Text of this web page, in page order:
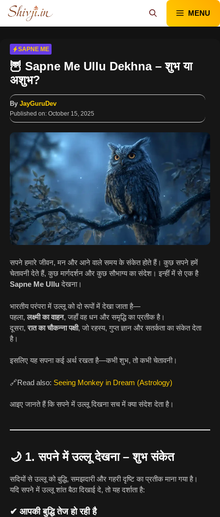
Skip
content
MENU
SAPNE ME
🦉 Sapne Me Ullu Dekhna – शुभ या
अशुभ?
By JayGuruDev
Published on: October 15, 2025
सपने हमारे जीवन, मन और आने वाले समय के संकेत होते हैं। कुछ सपने हमें
चेतावनी देते हैं, कुछ मार्गदर्शन और कुछ सौभाग्य का संदेश। इन्हीं में से एक है
Sapne Me Ulluदेखना।
भारतीय परंपरा में उल्लू को दो रूपों में देखा जाता है—
पहला,लक्ष्मी का वाहन, जहाँ वह धन और समृद्धि का प्रतीक है।
दूसरा,रात का चौकन्ना पक्षी, जो रहस्य, गुप्त ज्ञान और सतर्कता का संकेत देता
है।
इसलिए यह सपना कई अर्थ रखता है—कभी शुभ, तो कभी चेतावनी।
🔗Read also: Seeing Monkey in Dream (Astrology)
आइए जानते हैं कि सपने में उल्लू दिखना सच में क्या संदेश देता है।
🌙 1. सपने में उल्लू देखना – शुभ संकेत
सदियों से उल्लू को बुद्धि, समझदारी और गहरी दृष्टि का प्रतीक माना गया है।
यदि सपने में उल्लू शांत बैठा दिखाई दे, तो यह दर्शाता है:
✔ आपकी बुद्धि तेज हो रही है